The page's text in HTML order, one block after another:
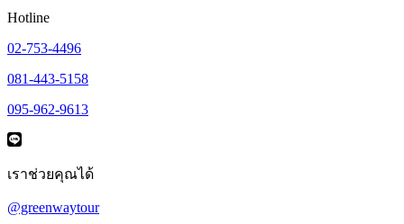
Hotline
02-753-4496
081-443-5158
095-962-9613
เราช่วยคุณได้
@greenwaytour